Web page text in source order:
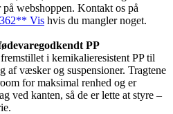
webshoppen. Kontakt os på
Vis hvis du mangler noget.
PP
i kemikalieresistent PP til
af væsker og suspensioner. Tragtene
for maksimal renhed og er
ved kanten, så de er lette at styre –